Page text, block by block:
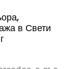
в Свети